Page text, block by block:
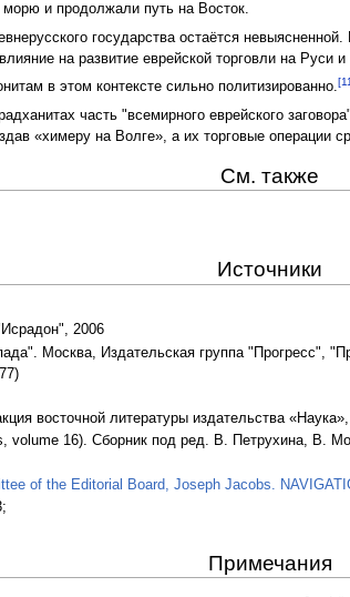
и продолжали путь на Восток.
государства остаётся
на развитие еврейской торговли на Руси
в этом контексте сильно политизированно.
часть "всемирного еврейского
«химеру на Волге», а их торговые операции
См. также
Источники
2006
Москва, Издательская группа "Прогресс",
восточной литературы издательства
volume 16). Сборник под ред. В. Петрухина, В.
of the Editorial Board, Joseph Jacobs.
Примечания